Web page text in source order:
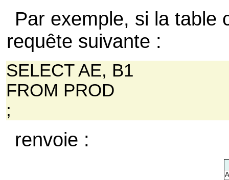
Par exemple, si la table
requête suivante :
SELECT AE, B1
FROM PROD
;
renvoie :